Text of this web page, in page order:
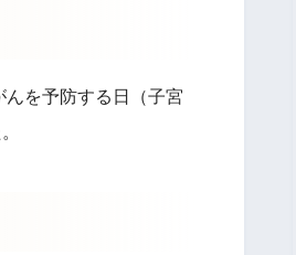
を予防する日（子宮